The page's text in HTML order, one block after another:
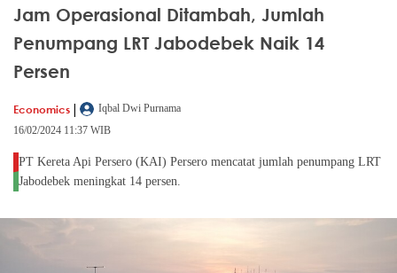
Jam Operasional Ditambah, Jumlah
Penumpang LRT Jabodebek Naik 14
Persen
Economics |
Iqbal Dwi Purnama
16/02/2024 11:37 WIB
PT Kereta Api Persero (KAI) Persero mencatat jumlah penumpang LRT
Jabodebek meningkat 14 persen.